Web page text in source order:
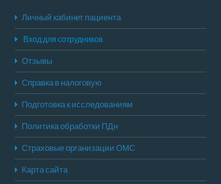
Личный кабинет пациента
Вход для сотрудников
Отзывы
Справка в налоговую
Подготовка к исследованиям
Политика обработки ПДн
Страховые организации ОМС
Карта сайта